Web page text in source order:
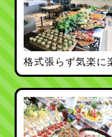
格式張らず気楽に